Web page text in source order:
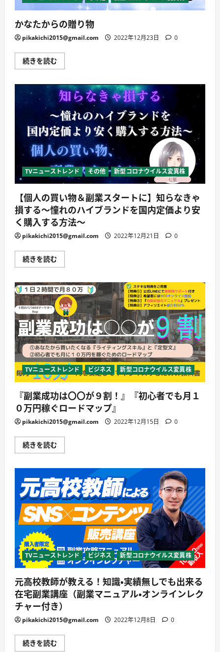
に
つ
て
し
読
かなたからの贈り物
pikakichi2015@gmail.com 2022年12月23日 0
続きを読む
な
ら
の
贈
り
物
に
つ
い
て
詳
し
く
読
む
TVニューストレンド その他 新型コロナウイルス変異株
【個人の買い物＆副業スタートに】知らなきゃ
損する〜憧れのハイブランドを国内定価より安
く購入する方法〜
pikakichi2015@gmail.com 2022年12月21日 0
続きを読む
人
い
物
＆
副
業
ス
タ
ー
ト
に】
知
ら
な
き
ゃ
す
る〜
憧
の
イ
ラ
国
内
定
価
よ
り
安
く
す
る
方
法〜
つ
い
て
詳
し
く
読
TVニューストレンド ビジネス 新型コロナウイルス変異株
『副業成功は〇〇が９割！』『初心者でも月１
０万円稼ぐロードマップ』
pikakichi2015@gmail.com 2022年12月15日 0
続きを読む
業
〇
〇
が
９
割！』
『初
心
者
月
１
０
万
稼
ぐ
ロ
ー
ド
マ
ッ
に
TVニューストレンド ビジネス 新型コロナウイルス変異株
元高校教師が教える！知識・実績無しでも出来る
在宅副業講座（副業マニュアル・オンラインレク
チャー付き）
pikakichi2015@gmail.com 2022年12月8日 0
続きを読む
高